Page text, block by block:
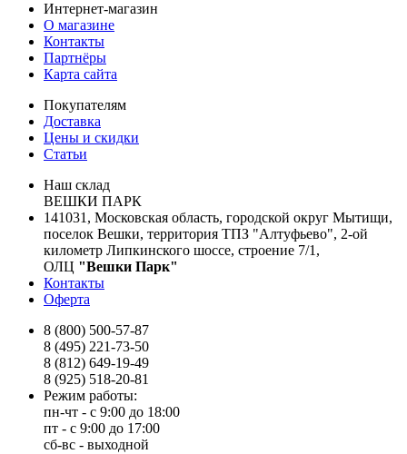
Интернет-магазин
О магазине
Контакты
Партнёры
Карта сайта
Покупателям
Доставка
Цены и скидки
Статьи
Наш склад
ВЕШКИ ПАРК
141031, Московская область, городской округ Мытищи,
поселок Вешки, территория ТПЗ "Алтуфьево", 2-ой
километр Липкинского шоссе, строение 7/1,
ОЛЦ "Вешки Парк"
Контакты
Оферта
8 (800) 500-57-87
8 (495) 221-73-50
8 (812) 649-19-49
8 (925) 518-20-81
Режим работы:
пн-чт - с 9:00 до 18:00
пт - с 9:00 до 17:00
сб-вс - выходной